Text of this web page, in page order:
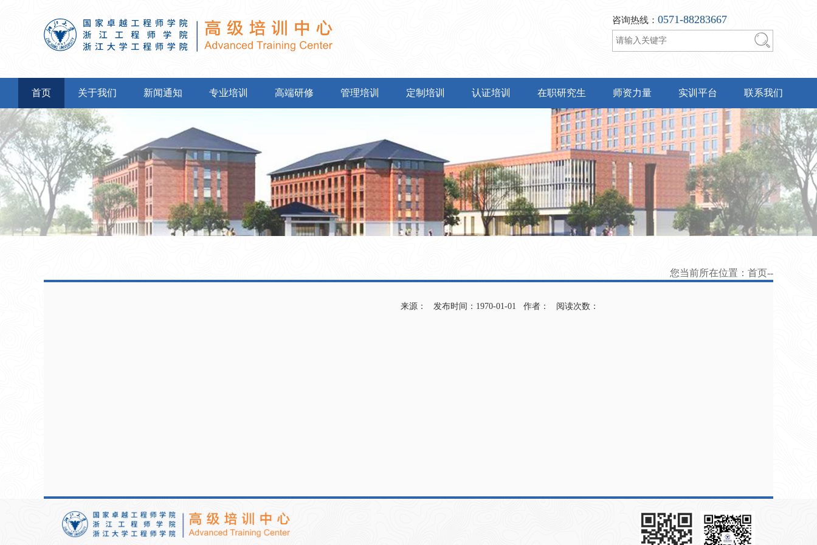
咨询热线： 0571-88283667
首页 关于我们 新闻通知 专业培训 高端研修 管理培训 定制培训 认证培训 在职研究生 师资力量 实训平台 联系我们
您当前所在位置： 首页--
来源： 发布时间：1970-01-01 作者： 阅读次数：